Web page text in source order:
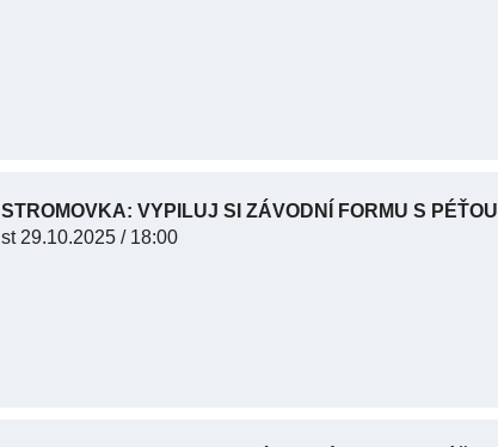
STROMOVKA: VYPILUJ SI ZÁVODNÍ FORMU S PÉŤOU
st29.10.2025 / 18:00